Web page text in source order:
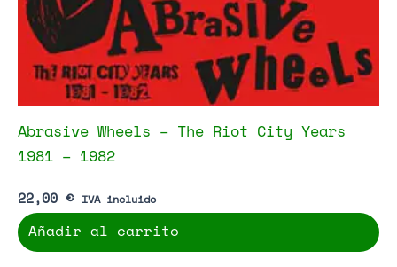
Abrasive Wheels – The Riot City Years
1981 – 1982
22,00 € IVA incluido
Añadir al carrito